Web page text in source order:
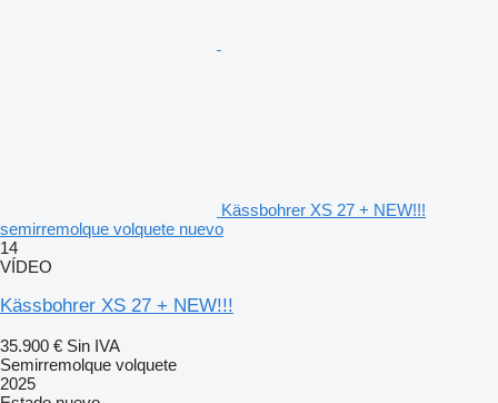
Kässbohrer XS 27 + NEW!!!
semirremolque volquete nuevo
14
VÍDEO
Kässbohrer XS 27 + NEW!!!
35.900 € Sin IVA
Semirremolque volquete
2025